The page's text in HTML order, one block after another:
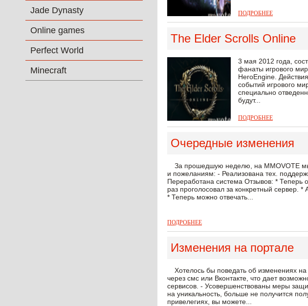
Jade Dynasty
Online games
Perfect World
Minecraft
ПОДРОБНЕЕ
The Elder Scrolls Online
3 мая 2012 года,
фанаты игрового
HeroEngine.
событий игрового
специально
будут...
ПОДРОБНЕЕ
Очередные изменения
За прошедшую неделю, на MMOVOTE
и пожеланиям: - Реализована тех.
Переработана система Отзывов: * Теперь
раз проголосовал за конкретный сервер.
* Теперь можно отвечать...
ПОДРОБНЕЕ
Изменения на портале
Хотелось бы поведать об изменениях
через смс или Вконтакте, что дает
сервисов. - Усовершенствованы меры
на уникальность, больше не получится
привелегиях, вы можете...